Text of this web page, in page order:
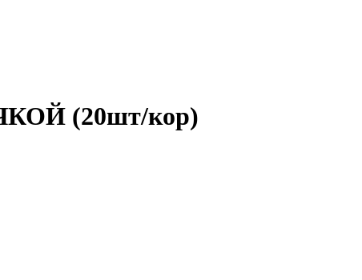
(20шт/кор)